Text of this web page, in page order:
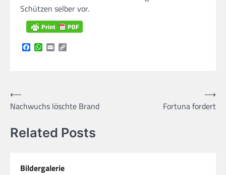
Schützen selber vor.
Facebook
WhatsApp
Email
Beitragsnavigation
⟵
Nachwuchs löschte Brand
Fortuna fordert
⟶
Related Posts
Bildergalerie